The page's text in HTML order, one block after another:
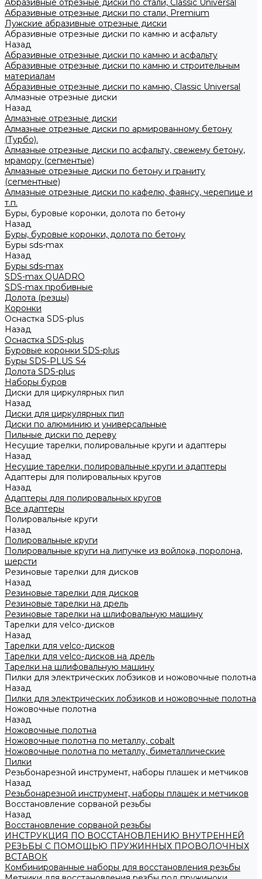
Абразивные отрезные диски по стали, Classic Universal
Абразивные отрезные диски по стали, Premium
Лужские абразивные отрезные диски
Абразивные отрезные диски по камню и асфальту
Назад
Абразивные отрезные диски по камню и асфальту
Абразивные отрезные диски по камню и строительным
материалам
Абразивные отрезные диски по камню, Classic Universal
Алмазные отрезные диски
Назад
Алмазные отрезные диски
Алмазные отрезные диски по армированному бетону
(Турбо).
Алмазные отрезные диски по асфальту, свежему бетону,
мрамору (сегментые)
Алмазные отрезные диски по бетону и граниту
(сегментные)
Алмазные отрезные диски по кафелю, фаянсу, черепице и
т.п.
Буры, буровые коронки, долота по бетону
Назад
Буры, буровые коронки, долота по бетону
Буры sds-max
Назад
Буры sds-max
SDS-max QUADRO
SDS-max пробивные
Долота (резцы)
Коронки
Оснастка SDS-plus
Назад
Оснастка SDS-plus
Буровые коронки SDS-plus
Буры SDS-PLUS S4
Долота SDS-plus
Наборы буров
Диски для циркулярных пил
Назад
Диски для циркулярных пил
Диски по алюминию и универсальные
Пильные диски по дереву
Несущие тарелки, полировальные круги и адаптеры
Назад
Несущие тарелки, полировальные круги и адаптеры
Адаптеры для полировальных кругов
Назад
Адаптеры для полировальных кругов
Все адаптеры
Полировальные круги
Назад
Полировальные круги
Полировальные круги на липучке из войлока, поролона,
шерсти
Резиновые тарелки для дисков
Назад
Резиновые тарелки для дисков
Резиновые тарелки на дрель
Резиновые тарелки на шлифовальную машину
Тарелки для velco-дисков
Назад
Тарелки для velco-дисков
Тарелки для velco-дисков на дрель
Тарелки на шлифовальную машину
Пилки для электрических лобзиков и ножовочные полотна
Назад
Пилки для электрических лобзиков и ножовочные полотна
Ножовочные полотна
Назад
Ножовочные полотна
Ножовочные полотна по металлу, cobalt
Ножовочные полотна по металлу, биметаллические
Пилки
Резьбонарезной инструмент, наборы плашек и метчиков
Назад
Резьбонарезной инструмент, наборы плашек и метчиков
Восстановление сорваной резьбы
Назад
Восстановление сорваной резьбы
ИНСТРУКЦИЯ ПО ВОССТАНОВЛЕНИЮ ВНУТРЕННЕЙ
РЕЗЬБЫ С ПОМОЩЬЮ ПРУЖИННЫХ ПРОВОЛОЧНЫХ
ВСТАВОК
Комбинированные наборы для восстановления резьбы